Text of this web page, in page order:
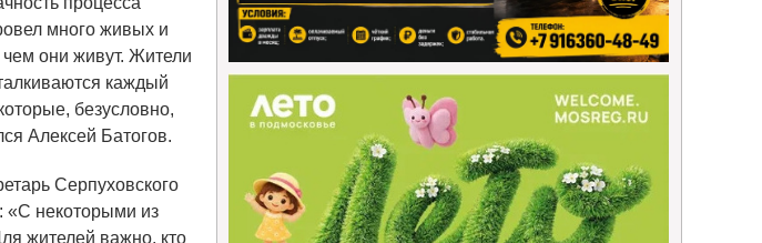
много живых и
они живут. Жители
каждый
безусловно,
Алексей Батогов.
Серпуховского
«С некоторыми из
жителей важно, кто